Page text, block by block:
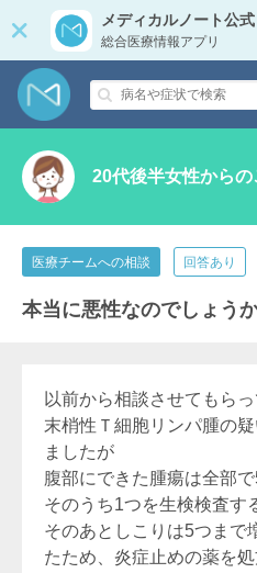
メディカルノート公式
総合医療情報アプリ
20代後半女性からの
医療チームへの相談 回答あり
本当に悪性なのでしょう
以前から相談させてもら
末梢性Ｔ細胞リンパ腫の
ましたが
腹部にできた腫瘍は全部で
そのうち1つを生検検査す
そのあとしこりは5つまで
たため、炎症止めの薬を